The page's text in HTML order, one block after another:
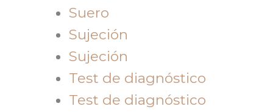
Suero
Sujeción
Sujeción
Test de diagnóstico
Test de diagnóstico